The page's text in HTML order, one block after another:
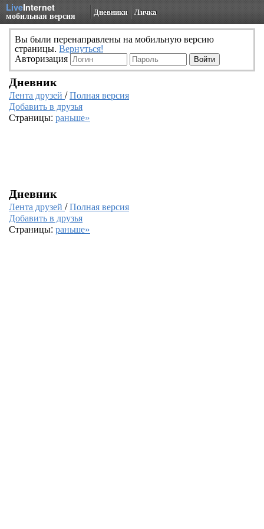
LiveInternet
мобильная версия Дневники Личка
Вы были перенаправлены на мобильную версию
страницы. Вернуться!
Авторизация
Дневник
Лента друзей /Полная версия
Добавить в друзья
Страницы: раньше»
Дневник
Лента друзей /Полная версия
Добавить в друзья
Страницы: раньше»